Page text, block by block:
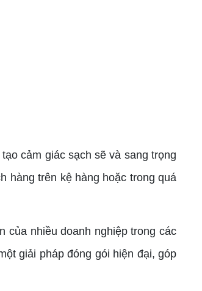
cảm giác sạch sẽ và sang trọng
hàng trên kệ hàng hoặc trong quá
nhiều doanh nghiệp trong các
giải pháp đóng gói hiện đại, góp